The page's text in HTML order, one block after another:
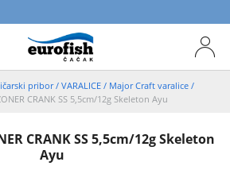
pribor/ VARALICE / Major Craft varalice /
CRANK SS 5,5cm/12g Skeleton Ayu
CRANK SS 5,5cm/12g Skeleton
Ayu